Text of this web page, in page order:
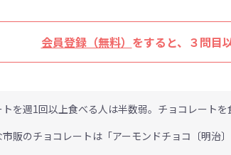
会員登録（無料） をすると、３問目
を週1回以上食べる人は半数弱。チョコレート
販のチョコレートは「アーモンドチョコ〔明治